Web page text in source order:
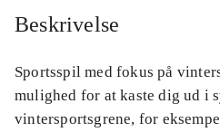
Beskrivelse
Sportsspil med fokus på
mulighed for at kaste dig ud i
vintersportsgrene, for